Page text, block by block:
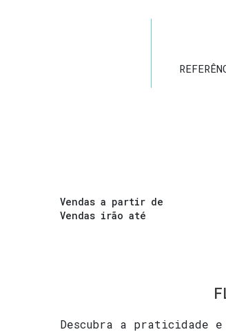
Vendas a partir de
Vendas irão até
Descubra a praticidade